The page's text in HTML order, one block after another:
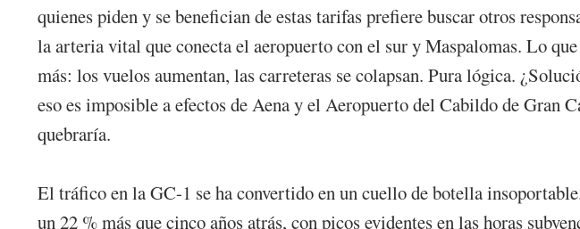
quienes piden y se benefician de estas tarifas prefiere buscar otros
la arteria vital que conecta el aeropuerto con el sur y Maspalomas. Lo
más: los vuelos aumentan, las carreteras se colapsan. Pura lógica.
eso es imposible a efectos de Aena y el Aeropuerto del Cabildo de Gran
quebraría.
El tráfico en la GC-1 se ha convertido en un cuello de botella
un 22 % más que cinco años atrás, con picos evidentes en las horas